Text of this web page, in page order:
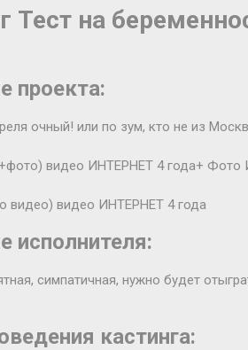
Тест на
проекта:
очный! или по зум, кто не из
видео ИНТЕРНЕТ 4 года+ Фото
видео) видео ИНТЕРНЕТ 4 года
исполнителя:
симпатичная, нужно будет
кастинга: